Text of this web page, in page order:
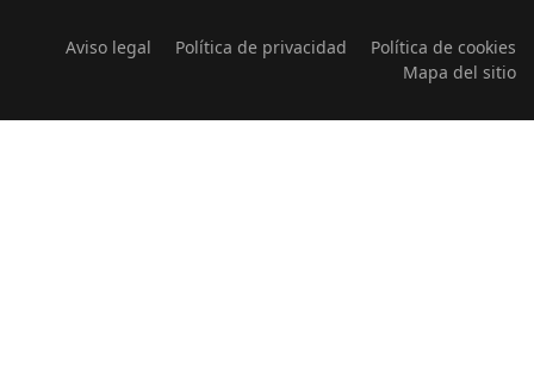
Aviso legal Política de privacidad
Política de cookies
Mapa del sitio